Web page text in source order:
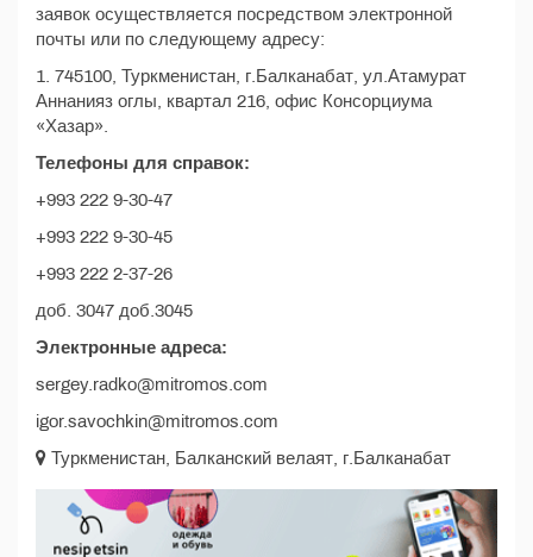
заявок осуществляется посредством электронной
почты или по следующему адресу:
1. 745100, Туркменистан, г.Балканабат, ул.Атамурат
Аннанияз оглы, квартал 216, офис Консорциума
«Хазар».
Телефоны для справок:
+993 222 9-30-47
+993 222 9-30-45
+993 222 2-37-26
доб. 3047 доб.3045
Электронные адреса:
sergey.radko@mitromos.com
igor.savochkin@mitromos.com
Туркменистан, Балканcкий велаят, г.Балканабат